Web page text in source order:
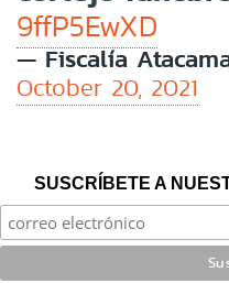
9ffP5EwXD
— Fiscalía
October 20, 2021
SUSCRÍBETE A